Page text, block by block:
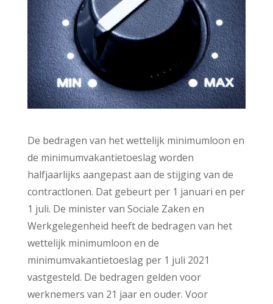
De bedragen van het wettelijk minimumloon en
de minimumvakantietoeslag worden
halfjaarlijks aangepast aan de stijging van de
contractlonen. Dat gebeurt per 1 januari en per
1 juli. De minister van Sociale Zaken en
Werkgelegenheid heeft de bedragen van het
wettelijk minimumloon en de
minimumvakantietoeslag per 1 juli 2021
vastgesteld. De bedragen gelden voor
werknemers van 21 jaar en ouder. Voor